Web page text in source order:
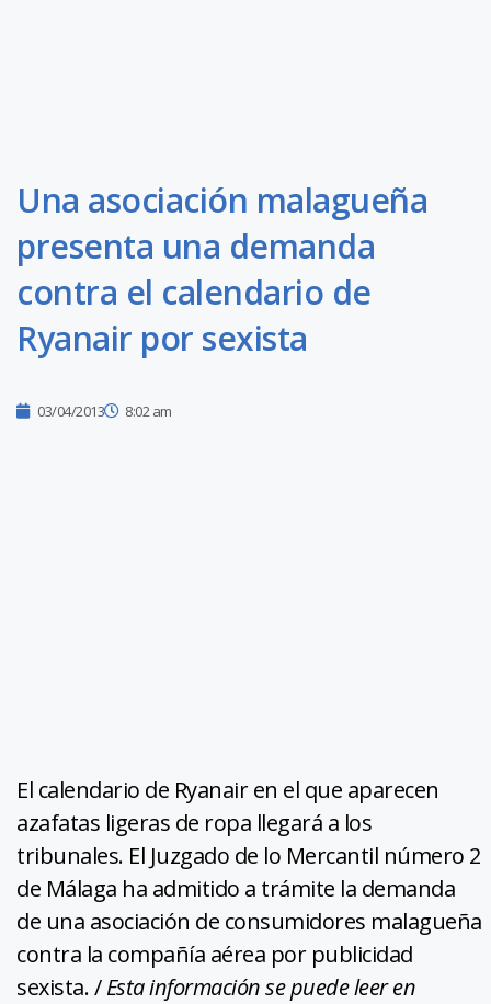
Una asociación malagueña
presenta una demanda
contra el calendario de
Ryanair por sexista
03/04/2013 8:02 am
El calendario de Ryanair en el que aparecen
azafatas ligeras de ropa llegará a los
tribunales. El Juzgado de lo Mercantil número 2
de Málaga ha admitido a trámite la demanda
de una asociación de consumidores malagueña
contra la compañía aérea por publicidad
sexista. /Esta información se puede leer en